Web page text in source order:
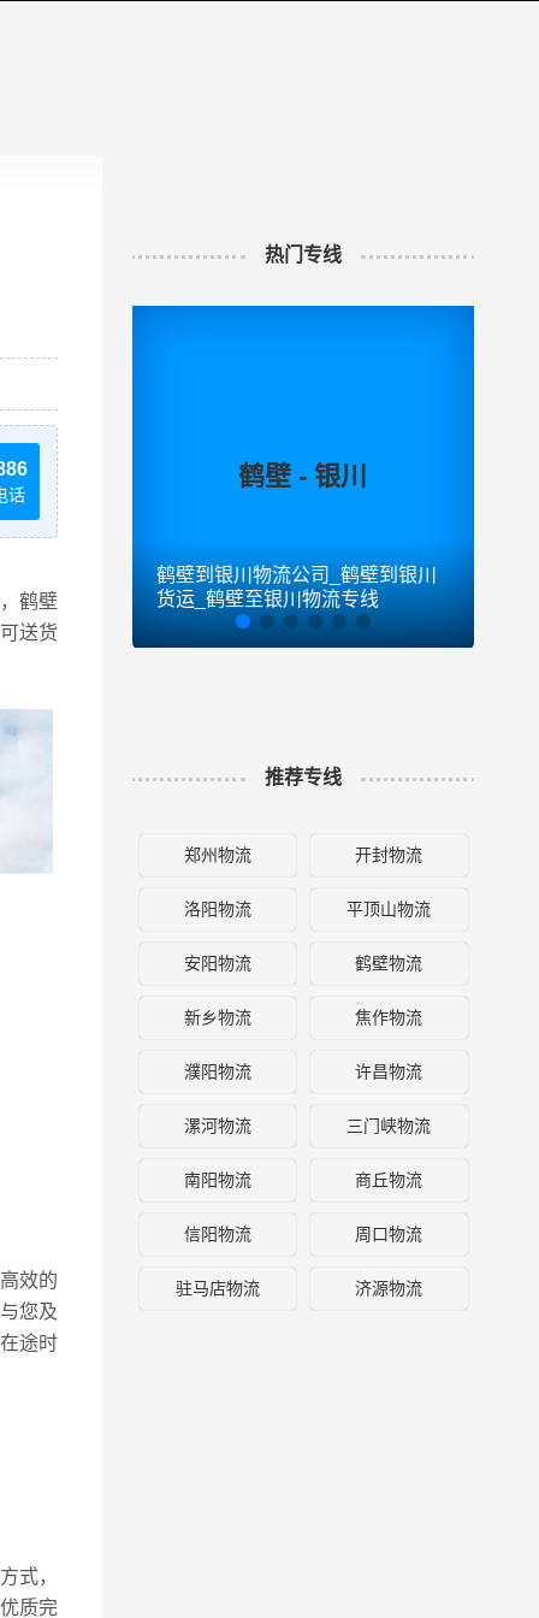
话
鹤壁
送货
效的
您及
途时
式，
质完
热门专线
鹤壁 - 银川
鹤壁到银川物流公司_鹤壁到银川
货运_鹤壁至银川物流专线
推荐专线
郑州物流 开封物流
洛阳物流 平顶山物流
安阳物流 鹤壁物流
新乡物流 焦作物流
濮阳物流 许昌物流
漯河物流 三门峡物流
南阳物流 商丘物流
信阳物流 周口物流
驻马店物流 济源物流